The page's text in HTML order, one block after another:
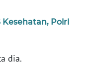
Kesehatan, Polri
dia.